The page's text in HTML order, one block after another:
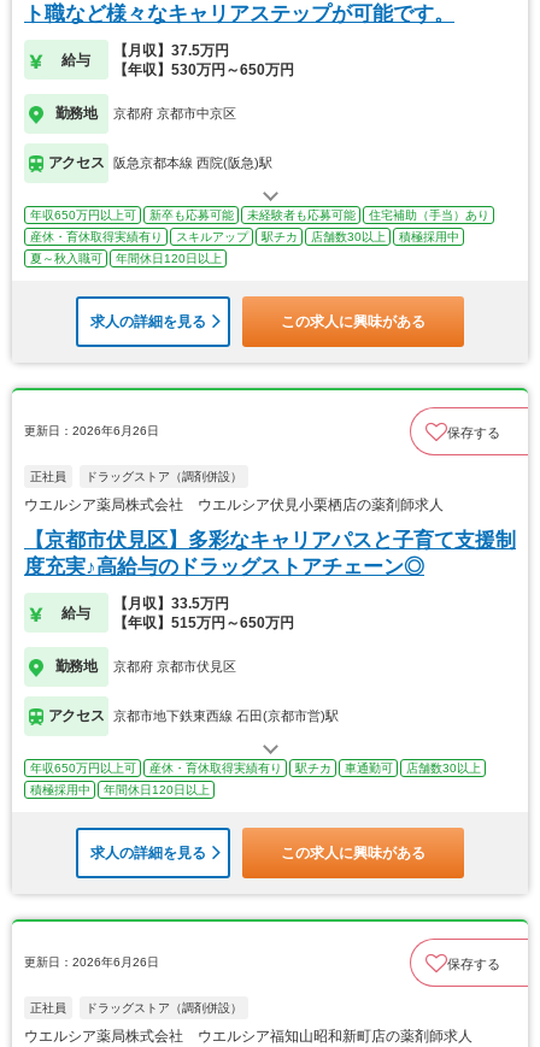
ト職など様々なキャリアステップが可能です。
給与
【月収】37.5万円
【年収】530万円～650万円
勤務地 京都府 京都市中京区
アクセス 阪急京都本線 西院(阪急)駅
年収650万円以上可 新卒も応募可能 未経験者も応募可能
住宅補助（手当）あり
産休・育休取得実績有り
スキルアップ 駅チカ 店舗数30以上
積極採用中
夏～秋入職可
年間休日120日以上
求人の詳細を見る この求人に興味がある
更新日：2026年6月26日 保存する
正社員 ドラッグストア（調剤併設）
ウエルシア薬局株式会社 ウエルシア伏見小栗栖店の薬剤師求人
【京都市伏見区】多彩なキャリアパスと子育て支援制
度充実♪高給与のドラッグストアチェーン◎
給与
【月収】33.5万円
【年収】515万円～650万円
勤務地 京都府 京都市伏見区
アクセス 京都市地下鉄東西線 石田(京都市営)駅
年収650万円以上可 産休・育休取得実績有り 駅チカ 車通勤可
店舗数30以上
積極採用中
年間休日120日以上
求人の詳細を見る この求人に興味がある
更新日：2026年6月26日 保存する
正社員 ドラッグストア（調剤併設）
ウエルシア薬局株式会社 ウエルシア福知山昭和新町店の薬剤師求人